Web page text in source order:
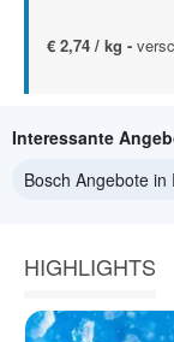
€ 2,74 / kg -
Interessante
Bosch Angebote in
HIGHLIGHTS